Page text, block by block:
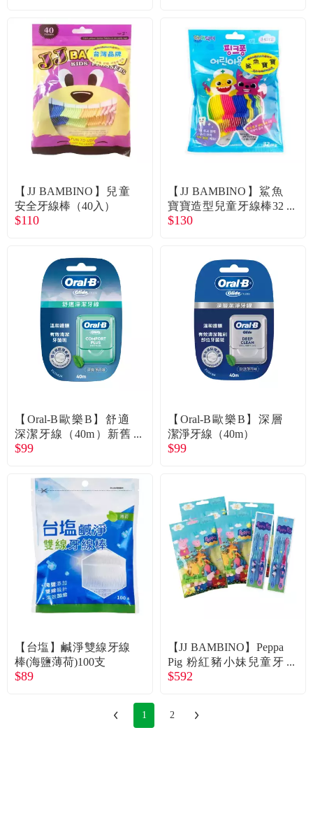
【JJ BAMBINO】兒童
安全牙線棒（40入）
$110
【JJ BAMBINO】鯊魚
寶寶造型兒童牙線棒32
入
$130
【Oral-B歐樂B】舒適
深潔牙線（40m）新舊
包隨機出貨
$99
【Oral-B歐樂B】深層
潔淨牙線（40m）
$99
【台塩】鹹淨雙線牙線
棒(海鹽薄荷)100支
$89
【JJ BAMBINO】Peppa
Pig 粉紅豬小妹兒童牙
線*4包(50支/包)+牙刷2
$592
1 2